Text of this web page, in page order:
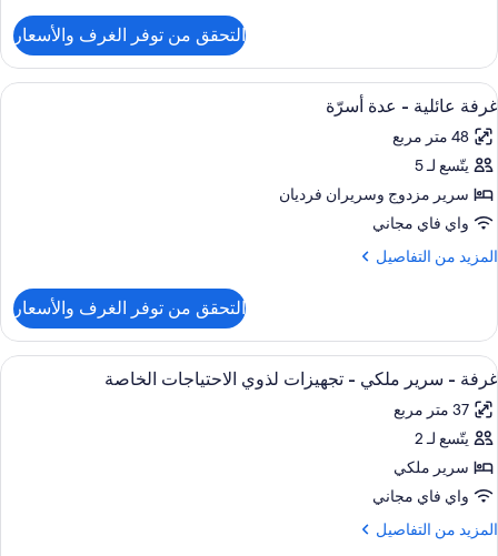
غرفة
عائلية
-
عدة
أسرّة
التحقق من توفر الغرف والأسعار
استعراض
جميع
صور
غرفة
عائلية
-
عدة
أسرّة
أغطية فراش متميزة وميني بار وخزنة
6
غرفة عائلية - عدة أسرّة
48 متر مربع
يتّسع لـ 5
سرير مزدوج‫‬ وسريران فرديان
واي فاي مجاني
المزيد من التفاصيل
المزيد
غرفة
عائلية
-
عدة
أسرّة
التحقق من توفر الغرف والأسعار
استعراض
جميع
صور
غرفة
-
سرير
ملكي
7
غرفة - سرير ملكي - تجهيزات لذوي الاحتياجات الخاصة
37 متر مربع
يتّسع لـ 2
سرير ملكي
واي فاي مجاني
المزيد من التفاصيل
المزيد